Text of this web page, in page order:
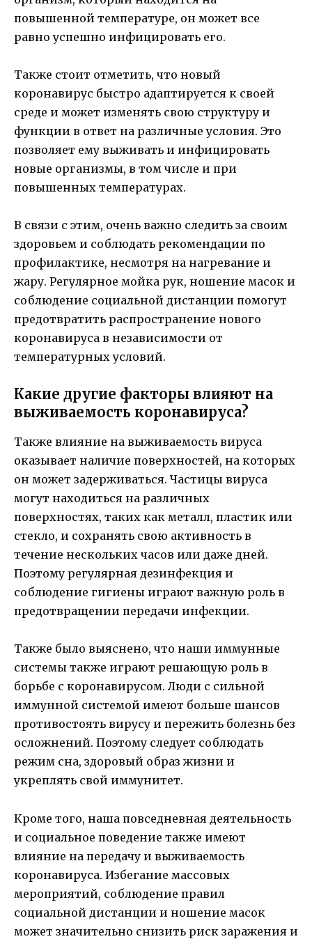
повышенной температуре, он может все
равно успешно инфицировать его.
Также стоит отметить, что новый
коронавирус быстро адаптируется к своей
среде и может изменять свою структуру и
функции в ответ на различные условия. Это
позволяет ему выживать и инфицировать
новые организмы, в том числе и при
повышенных температурах.
В связи с этим, очень важно следить за своим
здоровьем и соблюдать рекомендации по
профилактике, несмотря на нагревание и
жару. Регулярное мойка рук, ношение масок и
соблюдение социальной дистанции помогут
предотвратить распространение нового
коронавируса в независимости от
температурных условий.
Какие другие факторы влияют на
выживаемость коронавируса?
Также влияние на выживаемость вируса
оказывает наличие поверхностей, на которых
он может задерживаться. Частицы вируса
могут находиться на различных
поверхностях, таких как металл, пластик или
стекло, и сохранять свою активность в
течение нескольких часов или даже дней.
Поэтому регулярная дезинфекция и
соблюдение гигиены играют важную роль в
предотвращении передачи инфекции.
Также было выяснено, что наши иммунные
системы также играют решающую роль в
борьбе с коронавирусом. Люди с сильной
иммунной системой имеют больше шансов
противостоять вирусу и пережить болезнь без
осложнений. Поэтому следует соблюдать
режим сна, здоровый образ жизни и
укреплять свой иммунитет.
Кроме того, наша повседневная деятельность
и социальное поведение также имеют
влияние на передачу и выживаемость
коронавируса. Избегание массовых
мероприятий, соблюдение правил
социальной дистанции и ношение масок
может значительно снизить риск заражения и